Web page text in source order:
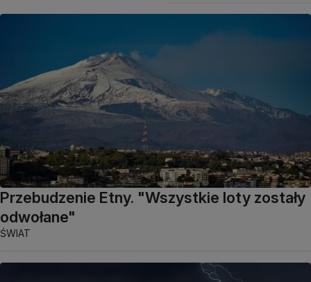
Przebudzenie Etny. "Wszystkie loty zostały
odwołane"
ŚWIAT